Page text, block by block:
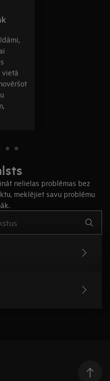
vietā
nelielas problēmas bez
meklējiet savu problēmu